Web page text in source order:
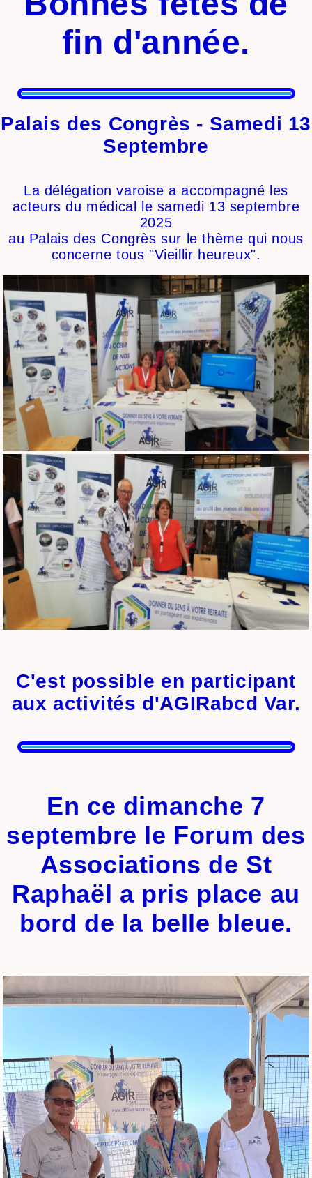
fin d'année.
Palais des Congrès - Samedi 13
Septembre
La délégation varoise a accompagné les
acteurs du médical le samedi 13 septembre
2025
au Palais des Congrès sur le thème qui nous
concerne tous "Vieillir heureux".
C'est possible en participant
aux activités d'AGIRabcd Var.
En ce dimanche 7
septembre le Forum des
Associations de St
Raphaël a pris place au
bord de la belle bleue.